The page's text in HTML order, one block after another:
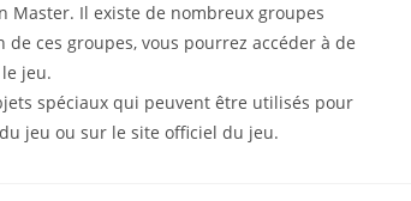
Master. Il existe de nombreux groupes
ces groupes, vous pourrez accéder à de
jeu.
spéciaux qui peuvent être utilisés pour
jeu ou sur le site officiel du jeu.